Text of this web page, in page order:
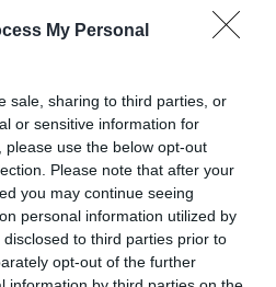
My Personal
sale, sharing to third parties, or
or sensitive information for
use the below opt-out
Please note that after your
you may continue seeing
personal information utilized by
to third parties prior to
opt-out of the further
ξεπέρασε το 100% της
κατά το 2024.